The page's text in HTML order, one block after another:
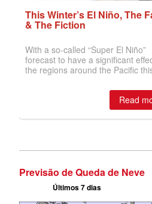
Previsão de Queda de Neve
Últimos 7 dias